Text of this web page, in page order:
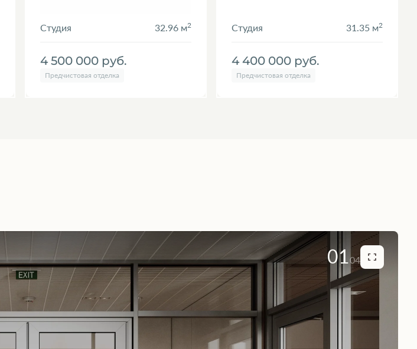
Студия 32.96 м2
4 500 000 руб.
Предчистовая отделка
Студия 31.35 м2
4 400 000 руб.
Предчистовая отделка
0104